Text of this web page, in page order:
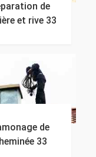
de
et rive 33
de
33